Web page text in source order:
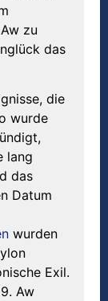
zu
das
die
wurde
lang
das
Datum
wurden
Exil.
Aw